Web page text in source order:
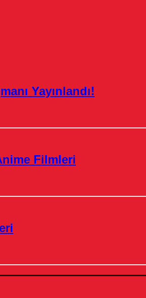
Yayınlandı!
Filmleri